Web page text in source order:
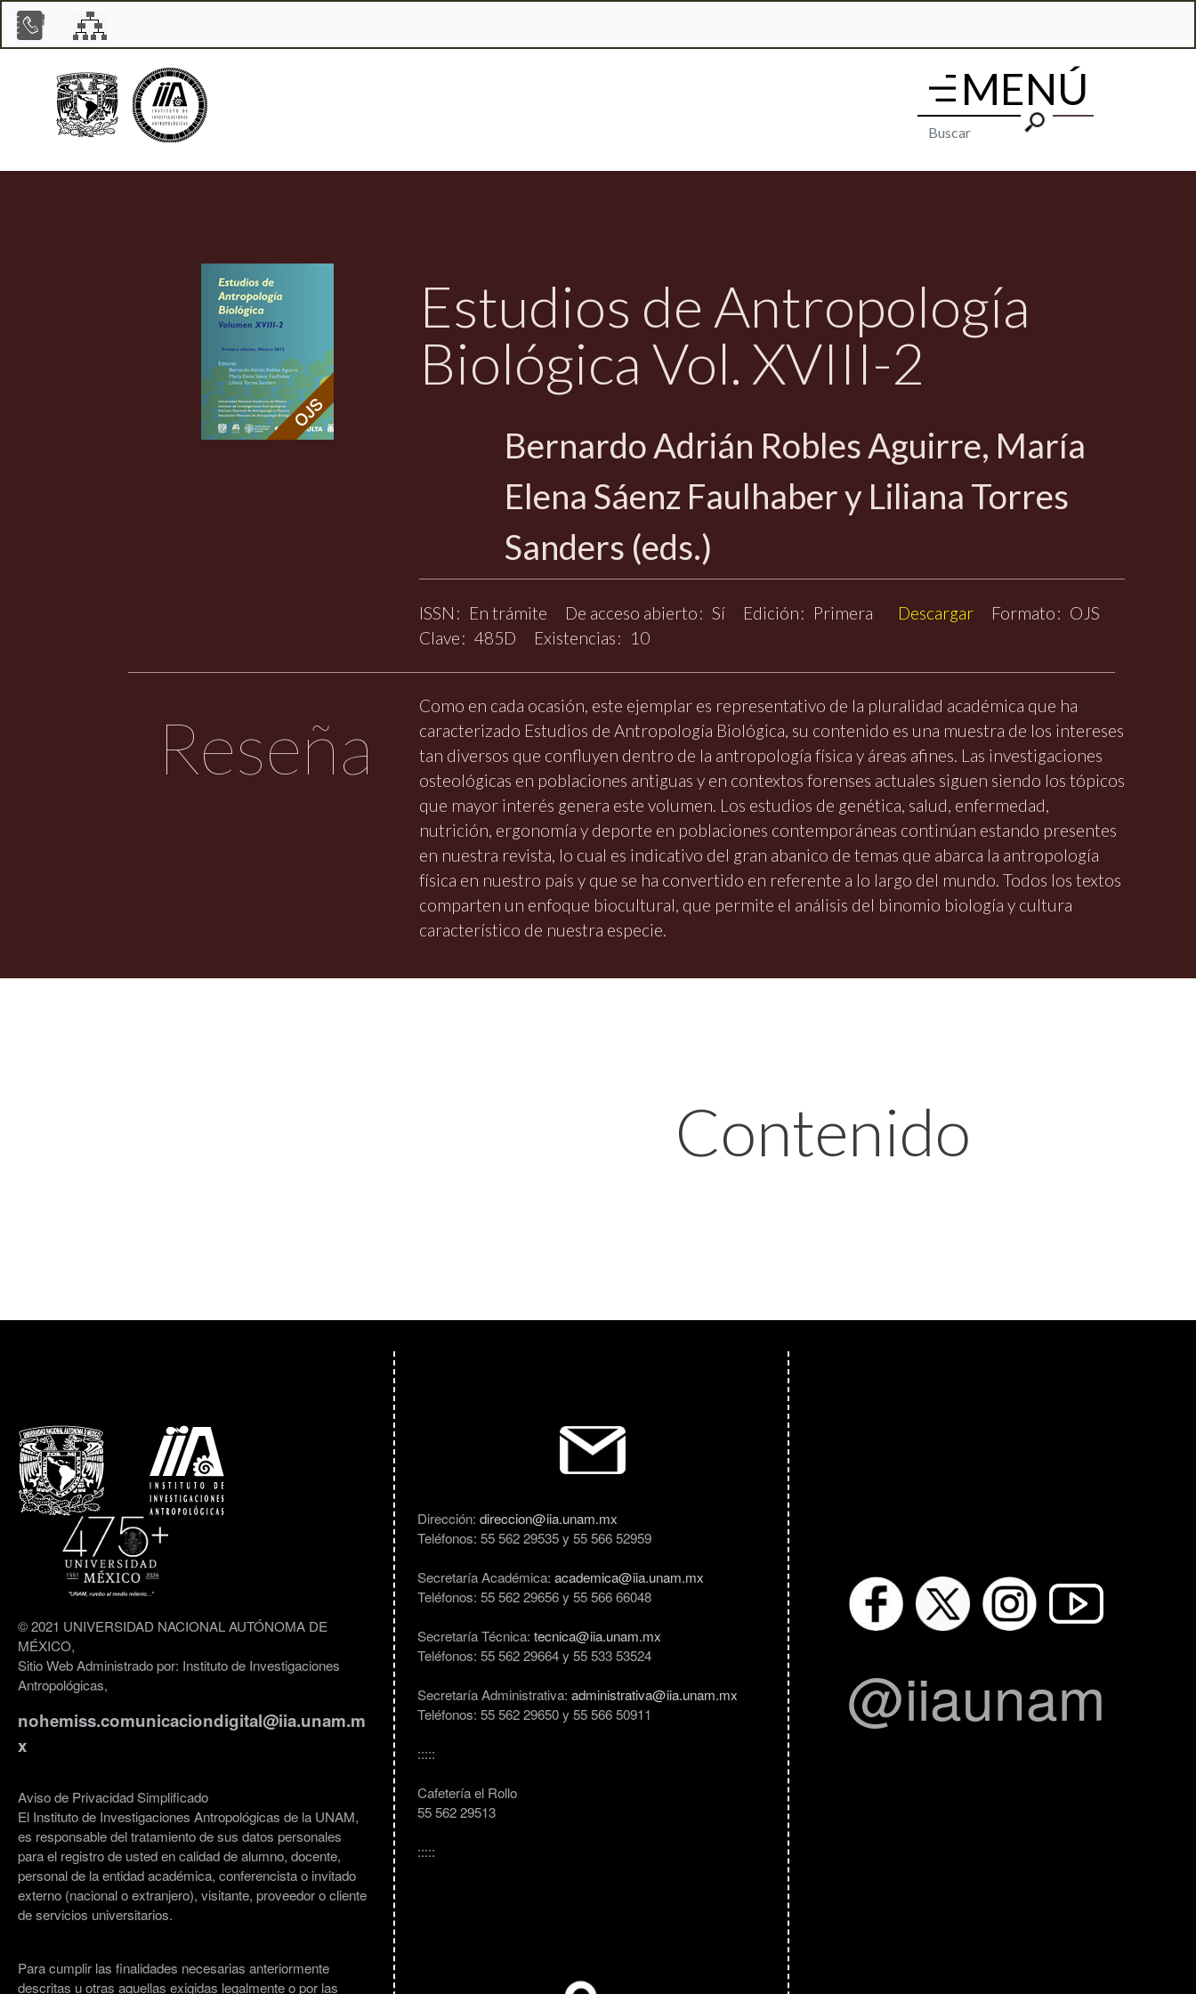
al
Estudios de Antropología
Biológica Vol. XVIII-2
Bernardo Adrián Robles Aguirre, María
Elena Sáenz Faulhaber y Liliana Torres
Sanders (eds.)
ISSN En trámite De acceso abierto Sí Edición Primera Descargar Formato
OJS
Clave
485D Existencias 10
Reseña
Como en cada ocasión, este ejemplar es representativo de la pluralidad académica que ha
caracterizado Estudios de Antropología Biológica, su contenido es una muestra de los intereses
tan diversos que confluyen dentro de la antropología física y áreas afines. Las investigaciones
osteológicas en poblaciones antiguas y en contextos forenses actuales siguen siendo los tópicos
que mayor interés genera este volumen. Los estudios de genética, salud, enfermedad,
nutrición, ergonomía y deporte en poblaciones contemporáneas continúan estando presentes
en nuestra revista, lo cual es indicativo del gran abanico de temas que abarca la antropología
física en nuestro país y que se ha convertido en referente a lo largo del mundo. Todos los textos
comparten un enfoque biocultural, que permite el análisis del binomio biología y cultura
característico de nuestra especie.
Contenido
© 2021 UNIVERSIDAD NACIONAL AUTÓNOMA DE
MÉXICO,
Sitio Web Administrado por: Instituto de Investigaciones
Antropológicas,
nohemiss.comunicaciondigital@iia.unam.m
x
Aviso de Privacidad Simplificado
El Instituto de Investigaciones Antropológicas de la UNAM,
es responsable del tratamiento de sus datos personales
para el registro de usted en calidad de alumno, docente,
personal de la entidad académica, conferencista o invitado
externo (nacional o extranjero), visitante, proveedor o cliente
de servicios universitarios.
Para cumplir las finalidades necesarias anteriormente
descritas u otras aquellas exigidas legalmente o por las
Dirección: direccion@iia.unam.mx
Teléfonos: 55 562 29535 y 55 566 52959
Secretaría Académica: academica@iia.unam.mx
Teléfonos: 55 562 29656 y 55 566 66048
Secretaría Técnica: tecnica@iia.unam.mx
Teléfonos: 55 562 29664 y 55 533 53524
Secretaría Administrativa: administrativa@iia.unam.mx
Teléfonos: 55 562 29650 y 55 566 50911
:::::
Cafetería el Rollo
55 562 29513
:::::
@iiaunam